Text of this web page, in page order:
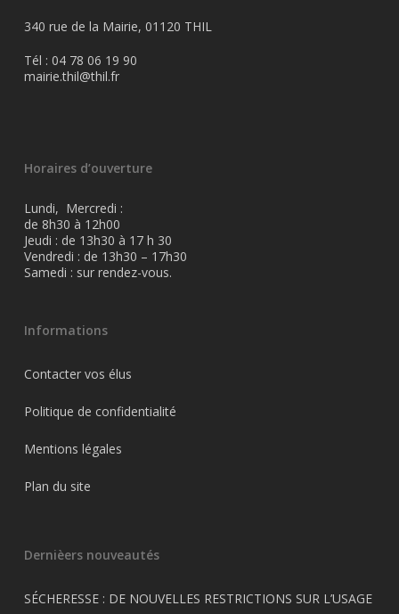
340 rue de la Mairie, 01120 THIL
Tél : 04 78 06 19 90
mairie.thil@thil.fr
Horaires d’ouverture
Lundi, Mercredi :
de 8h30 à 12h00
Jeudi : de 13h30 à 17 h 30
Vendredi : de 13h30 – 17h30
Samedi : sur rendez-vous.
Informations
Contacter vos élus
Politique de confidentialité
Mentions légales
Plan du site
Dernièers nouveautés
SÉCHERESSE : DE NOUVELLES RESTRICTIONS SUR L’USAGE